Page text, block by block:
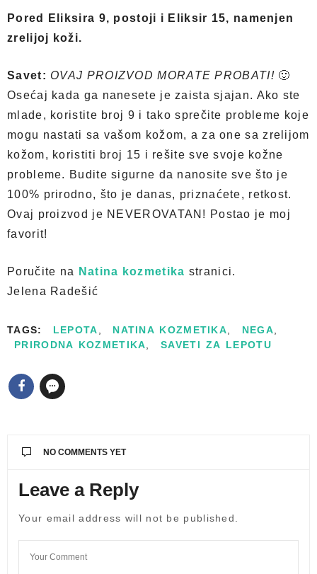
Pored Eliksira 9, postoji i Eliksir 15, namenjen
zrelijoj koži.
Savet: OVAJ PROIZVOD MORATE PROBATI! 🙂
Osećaj kada ga nanesete je zaista sjajan. Ako ste
mlade, koristite broj 9 i tako sprečite probleme koje
mogu nastati sa vašom kožom, a za one sa zrelijom
kožom, koristiti broj 15 i rešite sve svoje kožne
probleme. Budite sigurne da nanosite sve što je
100% prirodno, što je danas, priznaćete, retkost.
Ovaj proizvod je NEVEROVATAN! Postao je moj
favorit!
Poručite na Natina kozmetika stranici.
Jelena Radešić
TAGS: LEPOTA NATINA KOZMETIKA NEGA
PRIRODNA KOZMETIKA
SAVETI ZA LEPOTU
NO COMMENTS YET
Leave a Reply
Your email address will not be published.